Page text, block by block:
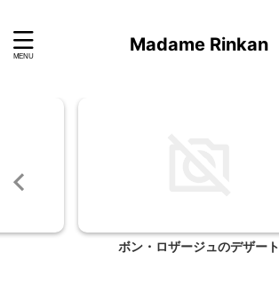
Madame Rinkan
ボン・ロザージュのデザート